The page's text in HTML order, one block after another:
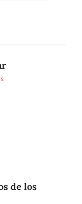
de los